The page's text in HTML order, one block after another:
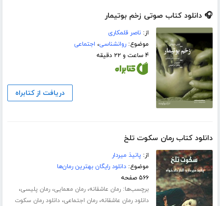
🎧 دانلود کتاب صوتی زخم بوتیمار
از:ناصر قلمکاری
موضوع:روانشناسی، اجتماعی
۴ ساعت و ۲۲ دقیقه
دریافت از کتابراه
دانلود کتاب رمان سکوت تلخ
از:پانیذ میردار
موضوع:دانلود رایگان بهترین رمان‌ها
۵۶۶ صفحه
برچسب‌ها:رمان عاشقانه،رمان معمایی،رمان پلیسی،
دانلود رمان عاشقانه،رمان اجتماعی،دانلود رمان سکوت